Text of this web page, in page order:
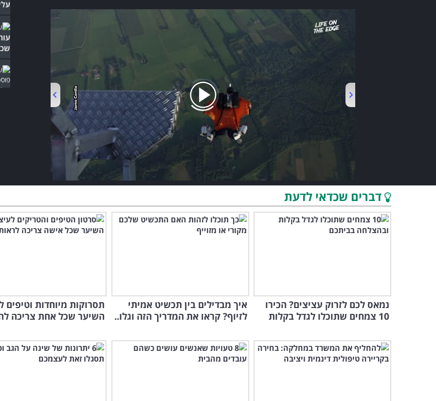
אל
דברים שכדאי לדעת
נמאס לכם לזרוק עציצים? הכירו
10 צמחים שתוכלו לגדל בקלות
איך מבדילים בין תכשיט אמיתי
לזיוף? קראו את המדריך הזה וגלו..
תסרוקות מיוחדות וטיפים
השיער שכל אחת צריכה